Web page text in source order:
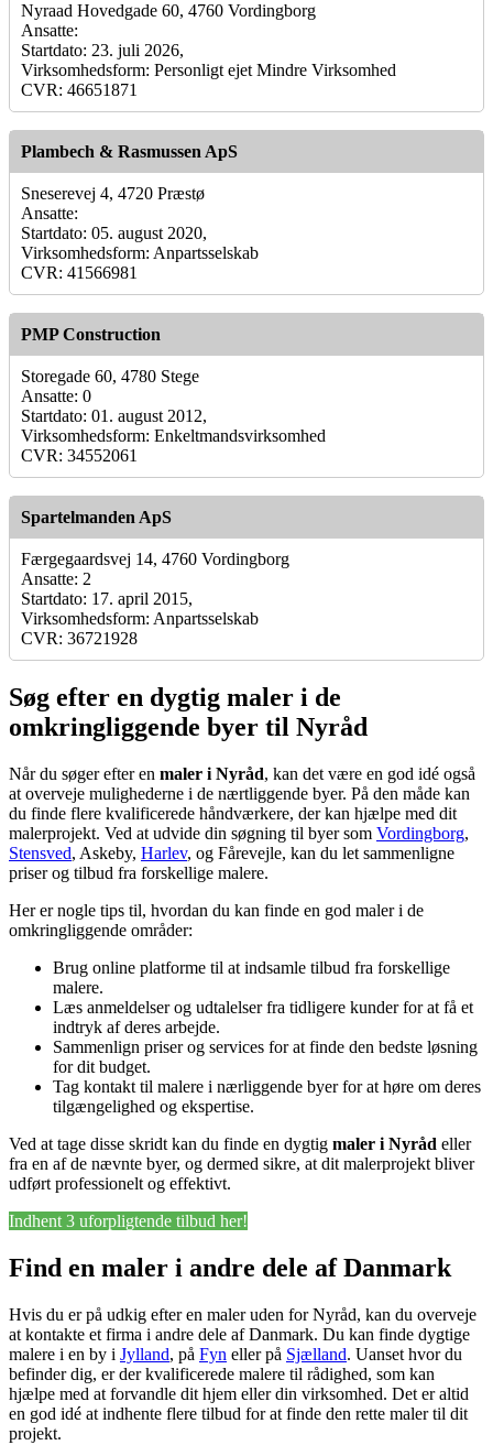
Nyraad Hovedgade 60, 4760 Vordingborg
Ansatte:
Startdato: 23. juli 2026,
Virksomhedsform: Personligt ejet Mindre Virksomhed
CVR: 46651871
Plambech & Rasmussen ApS
Sneserevej 4, 4720 Præstø
Ansatte:
Startdato: 05. august 2020,
Virksomhedsform: Anpartsselskab
CVR: 41566981
PMP Construction
Storegade 60, 4780 Stege
Ansatte: 0
Startdato: 01. august 2012,
Virksomhedsform: Enkeltmandsvirksomhed
CVR: 34552061
Spartelmanden ApS
Færgegaardsvej 14, 4760 Vordingborg
Ansatte: 2
Startdato: 17. april 2015,
Virksomhedsform: Anpartsselskab
CVR: 36721928
Søg efter en dygtig maler i de
omkringliggende byer til Nyråd
Når du søger efter en maler i Nyråd, kan det være en god idé også
at overveje mulighederne i de nærtliggende byer. På den måde kan
du finde flere kvalificerede håndværkere, der kan hjælpe med dit
malerprojekt. Ved at udvide din søgning til byer som Vordingborg,
Stensved, Askeby, Harlev, og Fårevejle, kan du let sammenligne
priser og tilbud fra forskellige malere.
Her er nogle tips til, hvordan du kan finde en god maler i de
omkringliggende områder:
Brug online platforme til at indsamle tilbud fra forskellige
malere.
Læs anmeldelser og udtalelser fra tidligere kunder for at få et
indtryk af deres arbejde.
Sammenlign priser og services for at finde den bedste løsning
for dit budget.
Tag kontakt til malere i nærliggende byer for at høre om deres
tilgængelighed og ekspertise.
Ved at tage disse skridt kan du finde en dygtig maler i Nyråd eller
fra en af de nævnte byer, og dermed sikre, at dit malerprojekt bliver
udført professionelt og effektivt.
Indhent 3 uforpligtende tilbud her!
Find en maler i andre dele af Danmark
Hvis du er på udkig efter en maler uden for Nyråd, kan du overveje
at kontakte et firma i andre dele af Danmark. Du kan finde dygtige
malere i en by i Jylland, på Fyn eller på Sjælland. Uanset hvor du
befinder dig, er der kvalificerede malere til rådighed, som kan
hjælpe med at forvandle dit hjem eller din virksomhed. Det er altid
en god idé at indhente flere tilbud for at finde den rette maler til dit
projekt.